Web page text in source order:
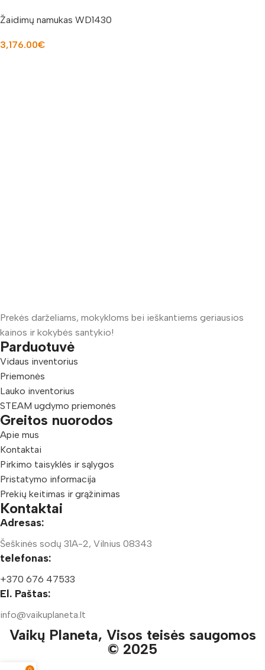
Žaidimų namukas WD1430
3,176.00€
Prekės darželiams, mokykloms bei ieškantiems geriausios
kainos ir kokybės santykio!
Parduotuvė
Vidaus inventorius
Priemonės
Lauko inventorius
STEAM ugdymo priemonės
Greitos nuorodos
Apie mus
Kontaktai
Pirkimo taisyklės ir sąlygos
Pristatymo informacija
Prekių keitimas ir grąžinimas
Kontaktai
Adresas:
Šeškinės sodų 31A-2, Vilnius 08343
telefonas:
+370 676 47533
El. Paštas:
info@vaikuplaneta.lt
Vaikų Planeta, Visos teisės saugomos
© 2025